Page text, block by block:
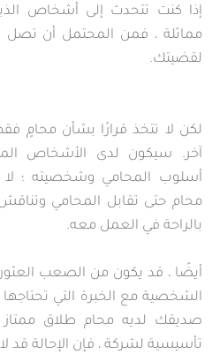
إذا كنت تتحدث إلى أشخاص
مماثلة ، فمن المحتمل أن تصل
لقضيتك.
لكن لا تتخذ قرارًا بشأن
آخر. سيكون لدى الأشخاص
أسلوب المحامي وشخصيته ؛
محام حتى تقابل المحامي
بالراحة في العمل معه.
أيضًا ، قد يكون من الصعب
الشخصية مع الخبرة التي تحتاجها
صديقك لديه محام طلاق ممتاز
تأسيسية لشركة ، فإن الإحالة قد